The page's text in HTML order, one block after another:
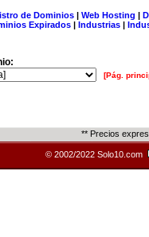
de Dominios| Web Hosting |
Expirados | Industrias |
[Pág.
** Precios
© 2002/2022 Solo10.com